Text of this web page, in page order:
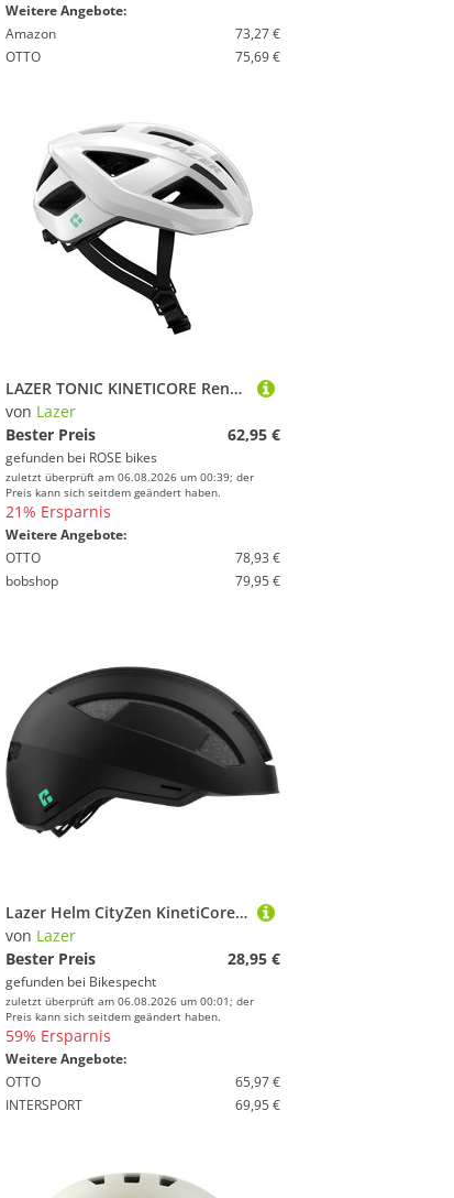
Weitere Angebote:
Amazon
73,27 €
OTTO
75,69 €
LAZER TONIC KINETICORE Rennradhelm
von Lazer
Bester Preis
62,95 €
gefunden bei ROSE bikes
zuletzt überprüft am 06.08.2026 um 00:39; der
Preis kann sich seitdem geändert haben.
21% Ersparnis
Weitere Angebote:
OTTO
78,93 €
bobshop
79,95 €
Lazer Helm CityZen KinetiCore Urban/E-Bike Matte Black
von Lazer
Bester Preis
28,95 €
gefunden bei Bikespecht
zuletzt überprüft am 06.08.2026 um 00:01; der
Preis kann sich seitdem geändert haben.
59% Ersparnis
Weitere Angebote:
OTTO
65,97 €
INTERSPORT
69,95 €